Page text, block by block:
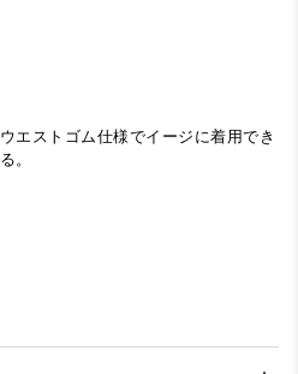
ウエストゴム仕様でイージに着用でき
る。